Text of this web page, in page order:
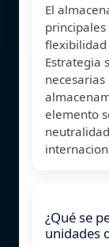
El
flexibilidad
Estrategia
elemento
¿Qué se
unidades